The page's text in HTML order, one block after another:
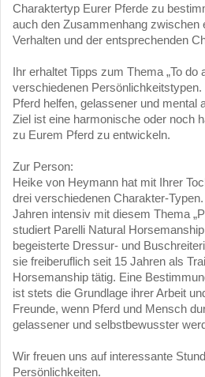
Charaktertyp Eurer Pferde zu
auch den Zusammenhang zwischen
Verhalten und der entsprechenden
Ihr erhaltet Tipps zum Thema „To do
verschiedenen
Pferd helfen, gelassener und mental
Ziel ist eine harmonische oder noch
zu Eurem Pferd zu entwickeln.
Zur Person:
Heike von Heymann hat mit Ihrer
drei verschiedenen Charakter-
Jahren intensiv mit diesem Thema
studiert Parelli Natural
begeisterte Dressur- und
sie freiberuflich seit 15 Jahren als
Horsemanship tätig. Eine
ist stets die Grundlage ihrer Arbeit
Freunde, wenn Pferd und Mensch
gelassener und selbstbewusster
Wir freuen uns auf interessante
Persönlichkeiten.